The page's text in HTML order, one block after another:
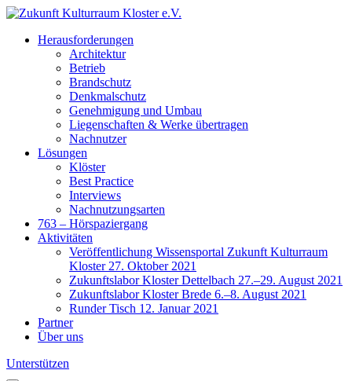
Herausforderungen
Architektur
Betrieb
Brandschutz
Denkmalschutz
Genehmigung und Umbau
Liegenschaften & Werke übertragen
Nachnutzer
Lösungen
Klöster
Best Practice
Interviews
Nachnutzungsarten
763 – Hörspaziergang
Aktivitäten
Veröffentlichung Wissensportal Zukunft Kulturraum
Kloster 27. Oktober 2021
Zukunftslabor Kloster Dettelbach 27.–29. August 2021
Zukunftslabor Kloster Brede 6.–8. August 2021
Runder Tisch 12. Januar 2021
Partner
Über uns
Unterstützen